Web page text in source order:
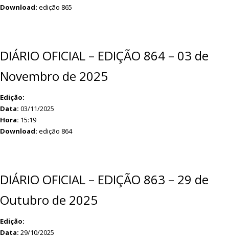
Download: edição 865
DIÁRIO OFICIAL – EDIÇÃO 864 – 03 de
Novembro de 2025
Edição:
Data: 03/11/2025
Hora: 15:19
Download: edição 864
DIÁRIO OFICIAL – EDIÇÃO 863 – 29 de
Outubro de 2025
Edição:
Data: 29/10/2025